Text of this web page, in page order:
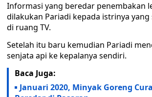
Informasi yang beredar penembakan
dilakukan Pariadi kepada istrinya
di ruang TV.
Setelah itu baru kemudian Pariadi
senjata api ke kepalanya sendiri.
Baca Juga:
Januari 2020, Minyak Goreng